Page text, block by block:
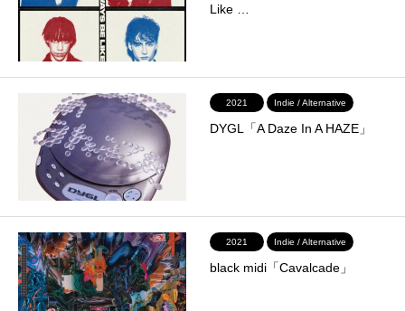
Like …
2021 Indie / Alternative
DYGL「A Daze In A HAZE」
2021 Indie / Alternative
black midi「Cavalcade」